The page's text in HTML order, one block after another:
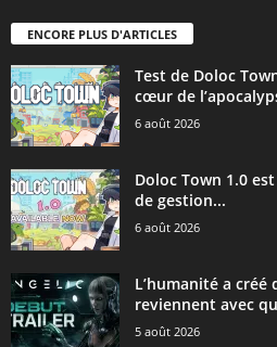
ENCORE PLUS D'ARTICLES
Test de Doloc
cœur de
6 août 2026
Doloc Town 1.0
de gestion...
6 août 2026
L’humanité a créé
reviennent avec
5 août 2026